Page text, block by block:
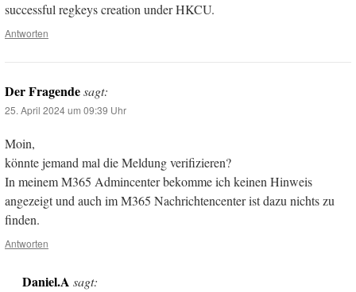
successful regkeys creation under HKCU.
Antworten
Der Fragendesagt:
25. April 2024 um 09:39 Uhr
Moin,
könnte jemand mal die Meldung verifizieren?
In meinem M365 Admincenter bekomme ich keinen Hinweis
angezeigt und auch im M365 Nachrichtencenter ist dazu nichts zu
finden.
Antworten
Daniel.A sagt: